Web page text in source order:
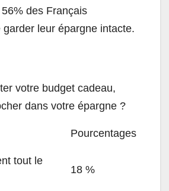
des Français
leur épargne intacte.
votre budget cadeau,
dans votre épargne ?
Pourcentages
tout le
18 %